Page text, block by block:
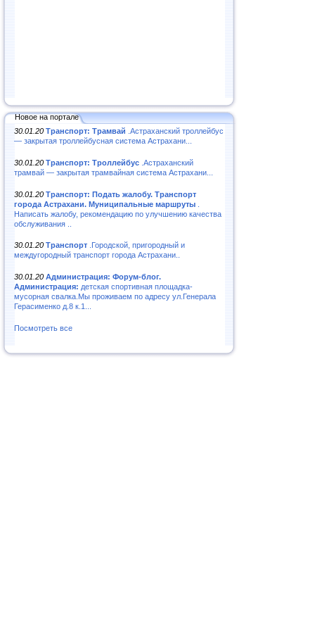
Новое на портале
30.01.20 Транспорт: Трамвай .Астраханский троллейбус
— закрытая троллейбусная система Астрахани...
30.01.20 Транспорт: Троллейбус .Астраханский
трамвай — закрытая трамвайная система Астрахани...
30.01.20 Транспорт: Подать жалобу. Транспорт
города Астрахани. Муниципальные маршруты
Написать жалобу, рекомендацию по улучшению качества
обслуживания ..
30.01.20 Транспорт .Городской, пригородный и
междугородный транспорт города Астрахани..
30.01.20 Администрация: Форум-блог.
Администрация: детская спортивная площадка-
мусорная свалка.Мы проживаем по адресу ул.Генерала
Герасименко д.8 к.1...
Посмотреть все